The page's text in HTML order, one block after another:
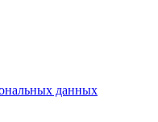
данных